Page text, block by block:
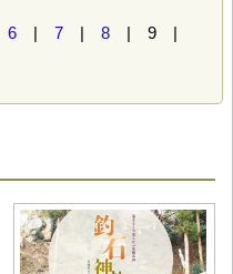
6 | 7 | 8 | 9 |